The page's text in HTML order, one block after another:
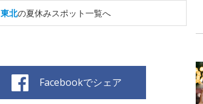
東北の夏休みスポット一覧へ
Facebookでシェア